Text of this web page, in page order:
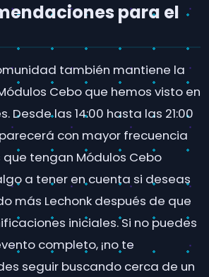
para el
también mantiene la
Cebo que hemos visto en
Desde las 14:00 hasta las 21:00
con mayor frecuencia
que tengan Módulos Cebo
a tener en cuenta si deseas
más Lechonk después de que
iniciales. Si no puedes
completo, ¡no te
seguir buscando cerca de un